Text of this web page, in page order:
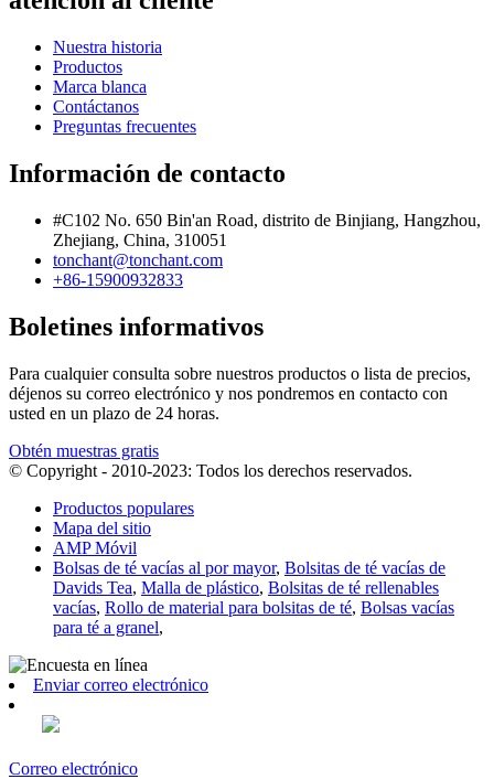
Nuestra historia
Productos
Marca blanca
Contáctanos
Preguntas frecuentes
Información de contacto
#C102 No. 650 Bin'an Road, distrito de Binjiang, Hangzhou,
Zhejiang, China, 310051
tonchant@tonchant.com
+86-15900932833
Boletines informativos
Para cualquier consulta sobre nuestros productos o lista de precios,
déjenos su correo electrónico y nos pondremos en contacto con
usted en un plazo de 24 horas.
Obtén muestras gratis
© Copyright - 2010-2023: Todos los derechos reservados.
Productos populares
Mapa del sitio
AMP Móvil
Bolsas de té vacías al por mayor, Bolsitas de té vacías de
Davids Tea, Malla de plástico, Bolsitas de té rellenables
vacías, Rollo de material para bolsitas de té, Bolsas vacías
para té a granel,
Enviar correo electrónico
Correo electrónico